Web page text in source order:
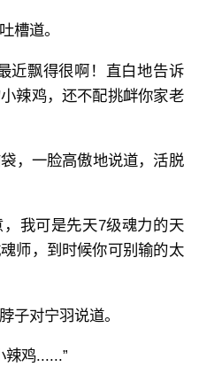
槽道。
近飘得很啊！直白地告诉
辣鸡，还不配挑衅你家老
，一脸高傲地说道，活脱
我可是先天7级魂力的天
师，到时候你可别输的太
子对宁羽说道。
辣鸡......”